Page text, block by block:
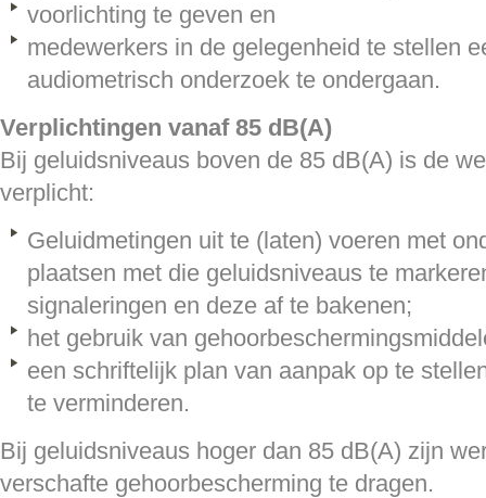
voorlichting te geven en
medewerkers in de gelegenheid te stellen
audiometrisch onderzoek te ondergaan.
Verplichtingen vanaf 85 dB(A)
Bij geluidsniveaus boven de 85 dB(A) is de
verplicht:
Geluidmetingen uit te (laten) voeren met
plaatsen met die geluidsniveaus te
signaleringen en deze af te bakenen;
het gebruik van
een schriftelijk plan van aanpak op te
te verminderen.
Bij geluidsniveaus hoger dan 85 dB(A) zijn
verschafte gehoorbescherming te dragen.